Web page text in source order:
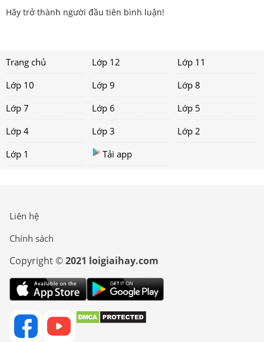
Hãy trở thành người đầu tiên bình luận!
Trang chủ Lớp 12
Lớp 11
Lớp 10
Lớp 9
Lớp 8
Lớp 7
Lớp 6
Lớp 5
Lớp 4
Lớp 3
Lớp 2
Lớp 1
Tải app
Liên hệ
Chính sách
Copyright ©2021 loigiaihay.com